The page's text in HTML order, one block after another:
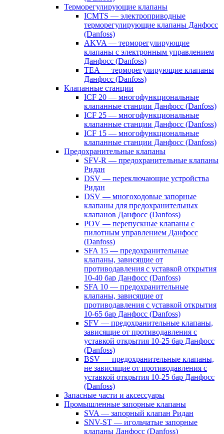
Терморегулирующие клапаны
ICMTS — электроприводные
терморегулирующие клапаны Данфосс
(Danfoss)
AKVA — терморегулирующие
клапаны с электронным управлением
Данфосс (Danfoss)
TEA — терморегулирующие клапаны
Данфосс (Danfoss)
Клапанные станции
ICF 20 — многофункциональные
клапанные станции Данфосс (Danfoss)
ICF 25 — многофункциональные
клапанные станции Данфосс (Danfoss)
ICF 15 — многофункциональные
клапанные станции Данфосс (Danfoss)
Предохранительные клапаны
SFV-R — предохранительные клапаны
Ридан
DSV — переключающие устройства
Ридан
DSV — многоходовые запорные
клапаны для предохранительных
клапанов Данфосс (Danfoss)
POV — перепускные клапаны с
пилотным управлением Данфосс
(Danfoss)
SFA 15 — предохранительные
клапаны, зависящие от
противодавления с уставкой открытия
10-40 бар Данфосс (Danfoss)
SFA 10 — предохранительные
клапаны, зависящие от
противодавления с уставкой открытия
10-65 бар Данфосс (Danfoss)
SFV — предохранительные клапаны,
зависящие от противодавления с
уставкой открытия 10-25 бар Данфосс
(Danfoss)
BSV — предохранительные клапаны,
не зависящие от противодавления с
уставкой открытия 10-25 бар Данфосс
(Danfoss)
Запасные части и аксессуары
Промышленные запорные клапаны
SVA — запорный клапан Ридан
SNV-ST — игольчатые запорные
клапаны Данфосс (Danfoss)